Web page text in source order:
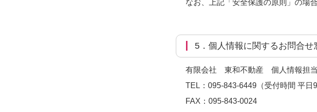
なお、上記「安全保護の原則」の場
5．個人情報に関するお問合せ
有限会社 東和不動産 個人情報担
TEL： 095-843-6449 （受付時間 平日
FAX：095-843-0024